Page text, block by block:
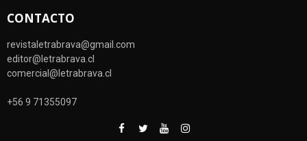
CONTACTO
revistaletrabrava@gmail.com
editor@letrabrava.cl
comercial@letrabrava.cl
+56 9 71355097